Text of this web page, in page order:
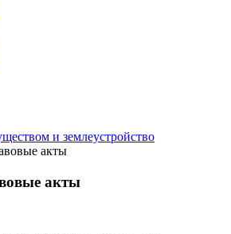
и землеустройство
акты
акты